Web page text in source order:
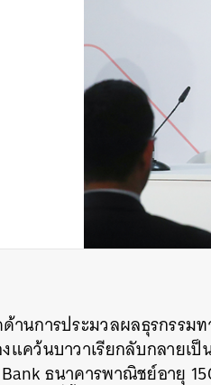
านการประมวลผลธุรกรรม
แคว้นบาวาเรียกลับกลาย
ธนาคารพาณิชย์อายุ